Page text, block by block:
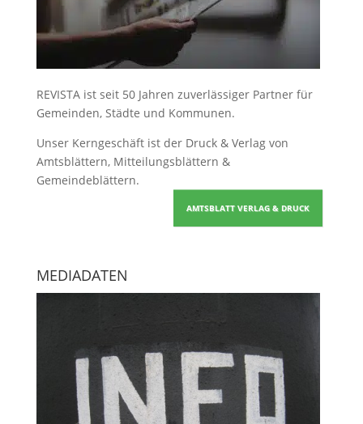
REVISTA ist seit 50 Jahren zuverlässiger Partner für
Gemeinden, Städte und Kommunen.
Unser Kerngeschäft ist der Druck & Verlag von
Amtsblättern, Mitteilungsblättern &
Gemeindeblättern.
AMTSBLATT VERLAG & DRUCK
MEDIADATEN